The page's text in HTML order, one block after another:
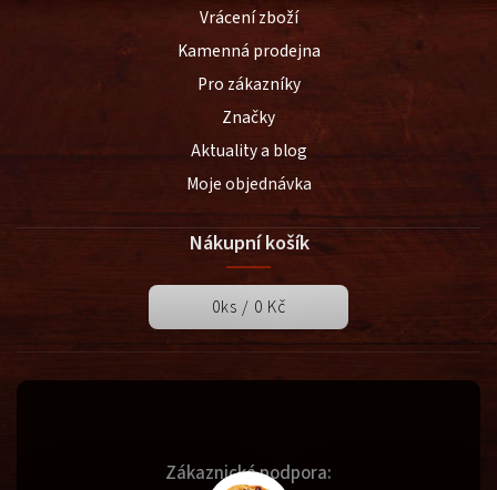
Zákaznická podpora:
Vrácení zboží
Kamenná prodejna
Pro zákazníky
Značky
Aktuality a blog
Moje objednávka
Nákupní košík
0ks / 0 Kč